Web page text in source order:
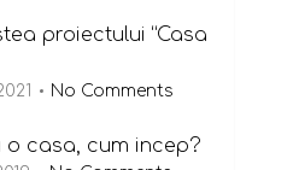
proiectului “Casa
No Comments
o casa, cum incep?